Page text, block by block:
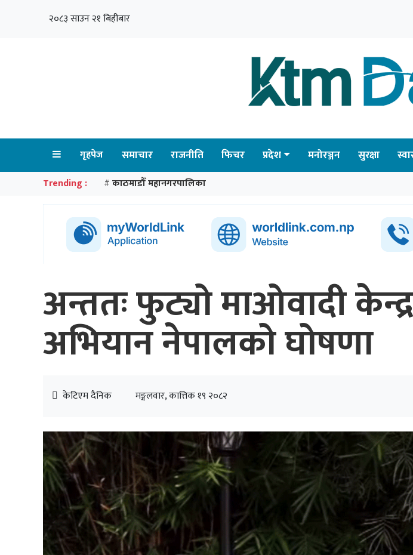
२०८३ साउन २१ बिहीबार
गृहपेज समाचार राजनीति फिचर प्रदेश मनोरञ्जन सुरक्षा
Trending : # काठमाडौँ महानगरपालिका
अन्ततः फुट्यो माओवादी
अभियान नेपालको घोषणा
केटिएम दैनिक मङ्गलवार, कात्तिक १९ २०८२